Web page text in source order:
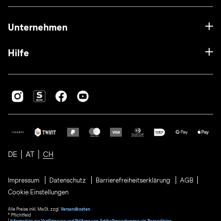
Unternehmen
Hilfe
DE AT CH
Impressum Datenschutz Barrierefreiheitserklärung
AGB
Cookie Einstellungen
Alle Preise inkl. MwSt. zzgl. Versandkosten
* Pflichtfeld
1